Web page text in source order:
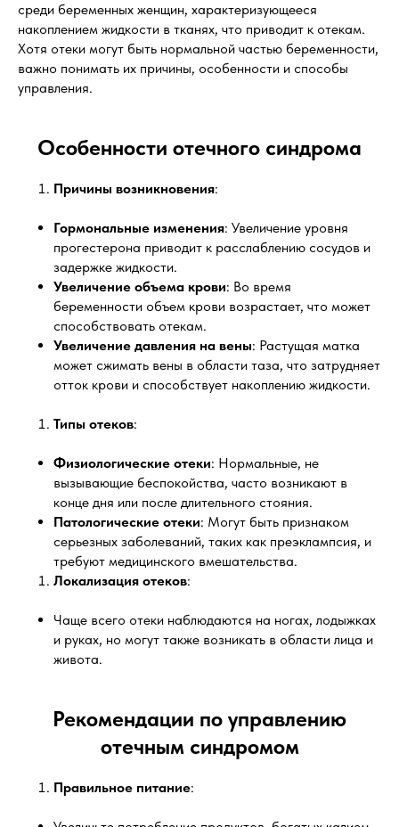
среди беременных женщин, характеризующееся
накоплением жидкости в тканях, что приводит к отекам.
Хотя отеки могут быть нормальной частью беременности,
важно понимать их причины, особенности и способы
управления.
Особенности отечного синдрома
Причины возникновения:
Гормональные изменения: Увеличение уровня
прогестерона приводит к расслаблению сосудов и
задержке жидкости.
Увеличение объема крови: Во время
беременности объем крови возрастает, что может
способствовать отекам.
Увеличение давления на вены: Растущая матка
может сжимать вены в области таза, что затрудняет
отток крови и способствует накоплению жидкости.
Типы отеков:
Физиологические отеки: Нормальные, не
вызывающие беспокойства, часто возникают в
конце дня или после длительного стояния.
Патологические отеки: Могут быть признаком
серьезных заболеваний, таких как преэклампсия, и
требуют медицинского вмешательства.
Локализация отеков:
Чаще всего отеки наблюдаются на ногах, лодыжках
и руках, но могут также возникать в области лица и
живота.
Рекомендации по управлению
отечным синдромом
Правильное питание: